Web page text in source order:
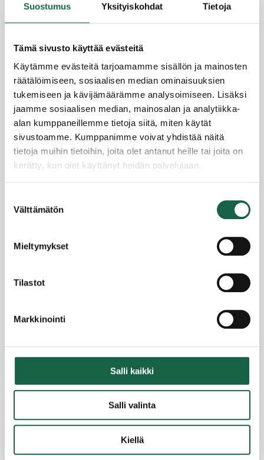
Suostumus Yksityiskohdat Tietoja
Tämä sivusto käyttää evästeitä
Käytämme evästeitä tarjoamamme sisällön ja mainosten
räätälöimiseen, sosiaalisen median ominaisuuksien
tukemiseen ja kävijämäärämme analysoimiseen. Lisäksi
jaamme sosiaalisen median, mainosalan ja analytiikka-
alan kumppaneillemme tietoja siitä, miten käytät
sivustoamme. Kumppanimme voivat yhdistää näitä
tietoja muihin tietoihin, joita olet antanut heille tai joita on
kerätty, kun olet käyttänyt heidän palvelujaan.
Evästeet >
valinta
Välttämätön
Mieltymykset
Tilastot
Markkinointi
Salli kaikki
Salli valinta
Kiellä
Salomaan Konepaja ottaa tehot irti
monimuotoisuudesta
26.6.2024
Hiilijalanjälki haltuun Riikin alueen yritysten mallilla
1 2